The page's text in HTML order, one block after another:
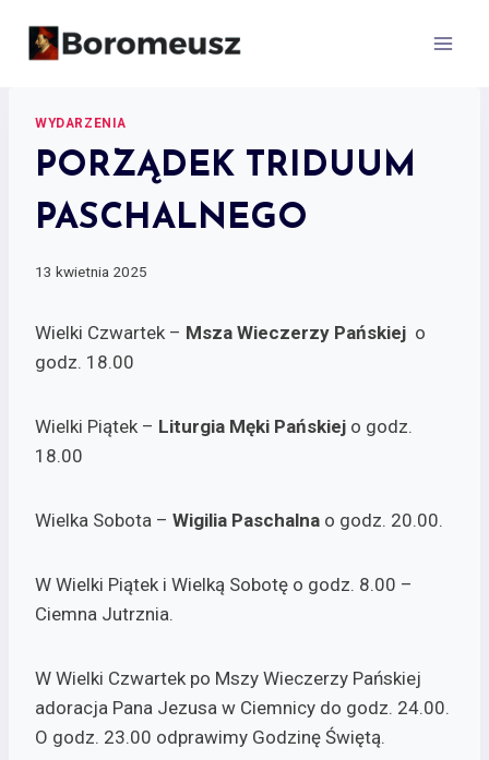
WYDARZENIA
PORZĄDEK TRIDUUM
PASCHALNEGO
13 kwietnia 2025
Wielki Czwartek – Msza Wieczerzy Pańskiej o
godz. 18.00
Wielki Piątek – Liturgia Męki Pańskiej o godz.
18.00
Wielka Sobota – Wigilia Paschalna o godz. 20.00.
W Wielki Piątek i Wielką Sobotę o godz. 8.00 –
Ciemna Jutrznia.
W Wielki Czwartek po Mszy Wieczerzy Pańskiej
adoracja Pana Jezusa w Ciemnicy do godz. 24.00.
O godz. 23.00 odprawimy Godzinę Świętą.